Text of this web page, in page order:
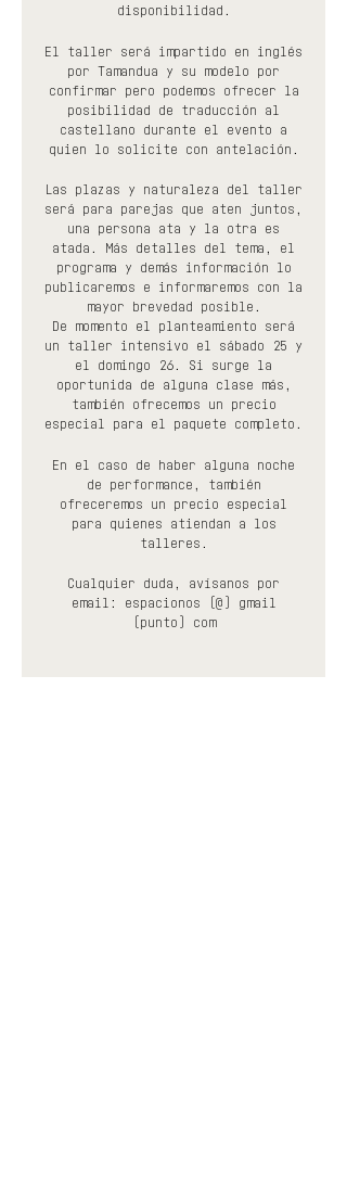
disponibilidad.
El taller será impartido en inglés
por Tamandua y su modelo por
confirmar pero podemos ofrecer la
posibilidad de traducción al
castellano durante el evento a
quien lo solicite con antelación.
Las plazas y naturaleza del taller
será para parejas que aten juntos,
una persona ata y la otra es
atada. Más detalles del tema, el
programa y demás información lo
publicaremos e informaremos con la
mayor brevedad posible.
De momento el planteamiento será
un taller intensivo el sábado 25 y
el domingo 26. Si surge la
oportunida de alguna clase más,
también ofrecemos un precio
especial para el paquete completo.
En el caso de haber alguna noche
de performance, también
ofreceremos un precio especial
para quienes atiendan a los
talleres.
Cualquier duda, avísanos por
email: espacionos (@) gmail
(punto) com